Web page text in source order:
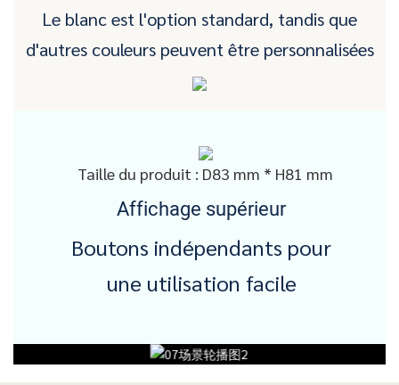
Le blanc est l'option standard, tandis que
d'autres couleurs peuvent être personnalisées
Taille du produit : D83 mm * H81 mm
Affichage supérieur
Boutons indépendants pour
une utilisation facile